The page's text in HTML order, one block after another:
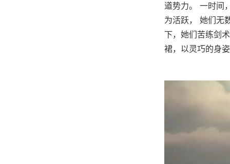
道势力。 一时间
为活跃， 她们无
下，她们苦练剑
裙，以灵巧的身